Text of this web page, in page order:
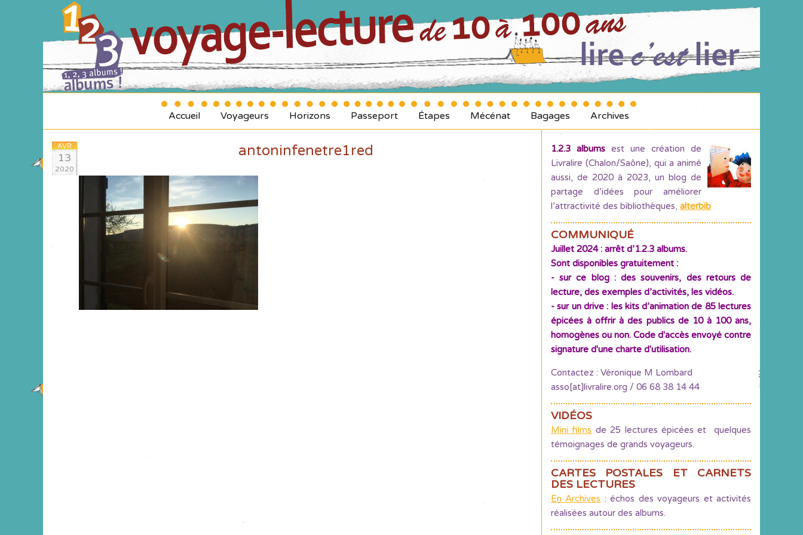
Accueil Voyageurs Horizons Passeport Étapes Mécénat Bagages Archives
AVR
13
2020
antoninfenetre1red 1.2.3 albums est une création de
Livralire (Chalon/Saône), qui a animé
aussi, de 2020 à 2023, un blog de
partage d’idées pour améliorer
l’attractivité des bibliothèques, alterbib
COMMUNIQUÉ
Juillet 2024 : arrêt d’1.2.3 albums.
Sont disponibles gratuitement :
- sur ce blog : des souvenirs, des retours de
lecture, des exemples d’activités, les vidéos.
- sur un drive : les kits d’animation de 85 lectures
épicées à offrir à des publics de 10 à 100 ans,
homogènes ou non. Code d'accès envoyé contre
signature d'une charte d'utilisation.
Contactez : Véronique M Lombard
asso[at]livralire.org / 06 68 38 14 44
VIDÉOS
Mini films de 25 lectures épicées et quelques
témoignages de grands voyageurs.
CARTES POSTALES ET CARNETS
DES LECTURES
En Archives : échos des voyageurs et activités
réalisées autour des albums.